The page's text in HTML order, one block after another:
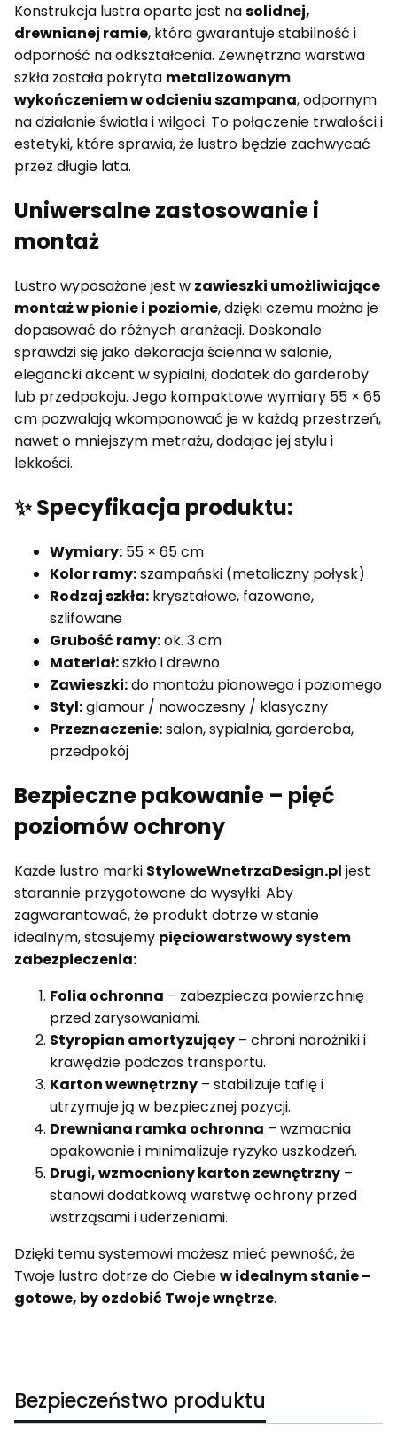
Konstrukcja lustra oparta jest nasolidnej,
drewnianej ramie, która gwarantuje stabilność i
odporność na odkształcenia. Zewnętrzna warstwa
szkła została pokryta metalizowanym
wykończeniem w odcieniu szampana, odpornym
na działanie światła i wilgoci. To połączenie trwałości i
estetyki, które sprawia, że lustro będzie zachwycać
przez długie lata.
Uniwersalne zastosowanie i
montaż
Lustro wyposażone jest w zawieszki umożliwiające
montaż w pionie i poziomie, dzięki czemu można je
dopasować do różnych aranżacji. Doskonale
sprawdzi się jako dekoracja ścienna w salonie,
elegancki akcent w sypialni, dodatek do garderoby
lub przedpokoju. Jego kompaktowe wymiary 55 × 65
cm pozwalają wkomponować je w każdą przestrzeń,
nawet o mniejszym metrażu, dodając jej stylu i
lekkości.
✨ Specyfikacja produktu:
Wymiary: 55 × 65 cm
Kolor ramy:szampański (metaliczny połysk)
Rodzaj szkła: kryształowe, fazowane,
szlifowane
Grubość ramy:ok. 3 cm
Materiał:szkło i drewno
Zawieszki:do montażu pionowego i poziomego
Styl:glamour / nowoczesny / klasyczny
Przeznaczenie:salon, sypialnia, garderoba,
przedpokój
Bezpieczne pakowanie – pięć
poziomów ochrony
Każde lustro marki StyloweWnetrzaDesign.pl jest
starannie przygotowane do wysyłki. Aby
zagwarantować, że produkt dotrze w stanie
idealnym, stosujemy pięciowarstwowy system
zabezpieczenia:
Folia ochronna – zabezpiecza powierzchnię
przed zarysowaniami.
Styropian amortyzujący – chroni narożniki i
krawędzie podczas transportu.
Karton wewnętrzny – stabilizuje taflę i
utrzymuje ją w bezpiecznej pozycji.
Drewniana ramka ochronna – wzmacnia
opakowanie i minimalizuje ryzyko uszkodzeń.
Drugi, wzmocniony karton zewnętrzny –
stanowi dodatkową warstwę ochrony przed
wstrząsami i uderzeniami.
Dzięki temu systemowi możesz mieć pewność, że
Twoje lustro dotrze do Ciebiew idealnym stanie –
gotowe, by ozdobić Twoje wnętrze.
Bezpieczeństwo produktu